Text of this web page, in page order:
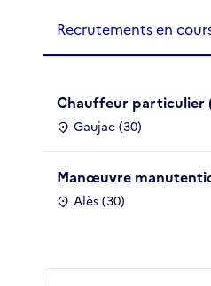
Recrutements
Recrutements en
Chauffeur particulier
Gaujac (30)
Manœuvre
Alès (30)